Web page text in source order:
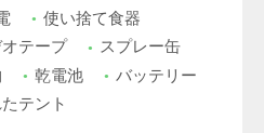
使い捨て食器
オテープ
スプレー缶
乾電池
バッテリー
テント